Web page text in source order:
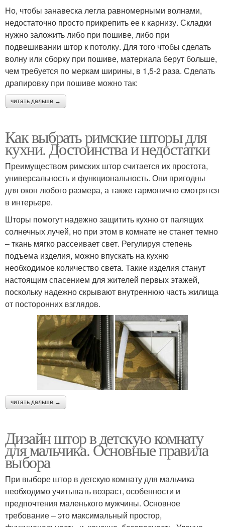
Но, чтобы занавеска легла равномерными волнами,
недостаточно просто прикрепить ее к карнизу. Складки
нужно заложить либо при пошиве, либо при
подвешивании штор к потолку. Для того чтобы сделать
волну или сборку при пошиве, материала берут больше,
чем требуется по меркам ширины, в 1,5-2 раза. Сделать
драпировку при пошиве можно так:
читать дальше →
Как выбрать римские шторы для
кухни. Достоинства и недостатки
Преимуществом римских штор считается их простота,
универсальность и функциональность. Они пригодны
для окон любого размера, а также гармонично смотрятся
в интерьере.
Шторы помогут надежно защитить кухню от палящих
солнечных лучей, но при этом в комнате не станет темно
– ткань мягко рассеивает свет. Регулируя степень
подъема изделия, можно впускать на кухню
необходимое количество света. Такие изделия станут
настоящим спасением для жителей первых этажей,
поскольку надежно скрывают внутреннюю часть жилища
от посторонних взглядов.
читать дальше →
Дизайн штор в детскую комнату
для мальчика. Основные правила
выбора
При выборе штор в детскую комнату для мальчика
необходимо учитывать возраст, особенности и
предпочтения маленького мужчины. Основное
требование – это максимальный простор,